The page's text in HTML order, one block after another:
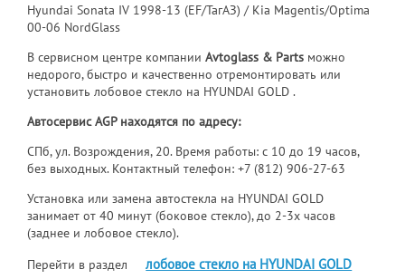
Hyundai Sonata IV 1998-13 (EF/ТагАЗ) / Kia Magentis/Optima
00-06 NordGlass
В сервисном центре компанииAvtoglass & Parts можно
недорого, быстро и качественно отремонтировать или
установить лобовое стекло на HYUNDAI GOLD .
Автосервис AGP находятся по адресу:
СПб, ул. Возрождения, 20. Время работы: с 10 до 19 часов,
без выходных. Контактный телефон:+7 (812) 906-27-63
Установка или замена автостекла на HYUNDAI GOLD
занимает от 40 минут (боковое стекло), до 2-3х часов
(заднее и лобовое стекло).
Перейти в раздел
лобовое стекло на HYUNDAI GOLD